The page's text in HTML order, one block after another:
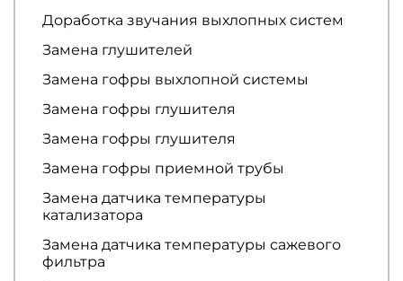
Доработка звучания выхлопных систем
Замена глушителей
Замена гофры выхлопной системы
Замена гофры глушителя
Замена гофры глушителя
Замена гофры приемной трубы
Замена датчика температуры
катализатора
Замена датчика температуры сажевого
фильтра